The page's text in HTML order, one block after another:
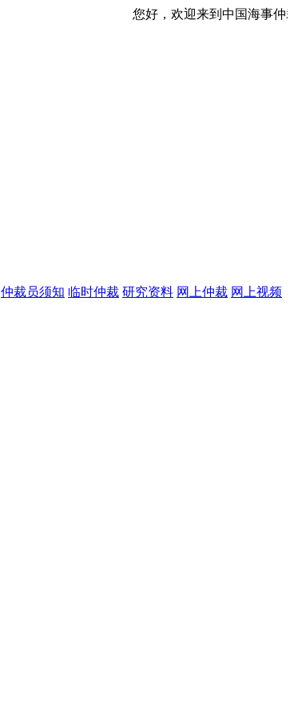
您好，欢迎来到中国海事仲裁委员会网站！ 今
仲裁员须知 临时仲裁 研究资料 网上仲裁 网上视频